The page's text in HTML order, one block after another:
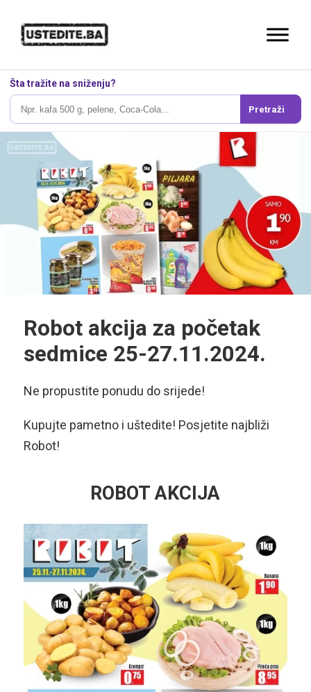
Šta tražite na sniženju?
Pretraži
Robot akcija za početak
sedmice 25-27.11.2024.
Ne propustite ponudu do srijede!
Kupujte pametno i uštedite! Posjetite najbliži
Robot!
ROBOT AKCIJA